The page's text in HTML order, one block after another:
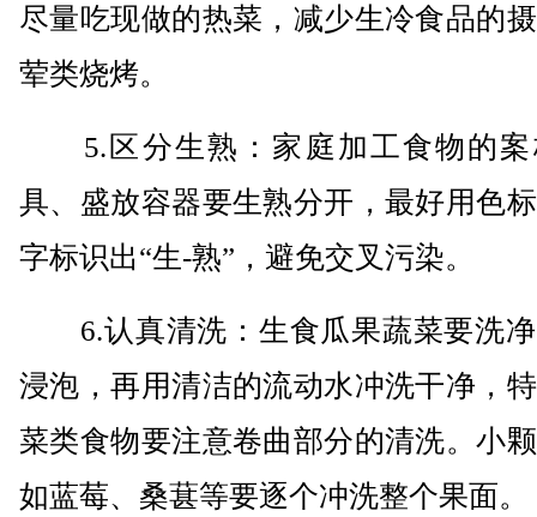
尽量吃现做的热菜，减少生冷食品的
荤类烧烤。
5.区分生熟：家庭加工食物的案
具、盛放容器要生熟分开，最好用色
字标识出“生-熟”，避免交叉污染。
6.认真清洗：生食瓜果蔬菜要洗净
浸泡，再用清洁的流动水冲洗干净，
菜类食物要注意卷曲部分的清洗。小
如蓝莓、桑葚等要逐个冲洗整个果面。